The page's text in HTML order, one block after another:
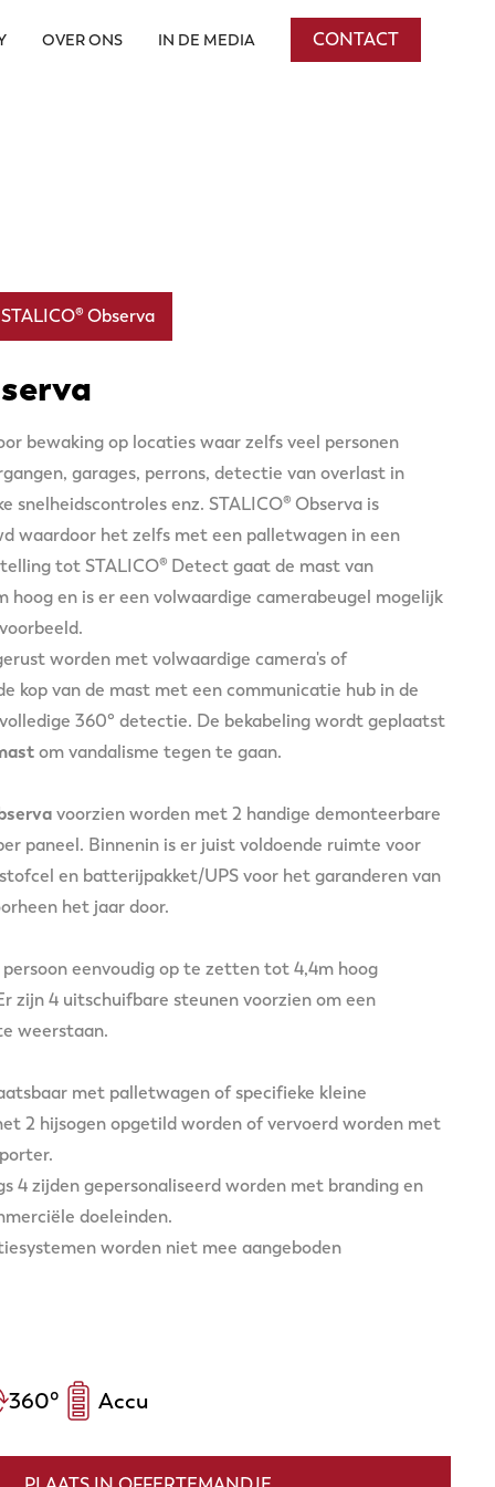
OVER ONS IN DE MEDIA CONTACT
STALICO® Observa
bewaking op locaties waar zelfs veel personen
garages, perrons, detectie van overlast in
snelheidscontroles enz. STALICO® Observa is
waardoor het zelfs met een palletwagen in een
tot STALICO® Detect gaat de mast van
hoog en is er een volwaardige camerabeugel mogelijk
worden met volwaardige camera's of
kop van de mast met een communicatie hub in de
360° detectie. De bekabeling wordt geplaatst
om vandalisme tegen te gaan.
voorzien worden met 2 handige demonteerbare
paneel. Binnenin is er juist voldoende ruimte voor
en batterijpakket/UPS voor het garanderen van
het jaar door.
eenvoudig op te zetten tot 4,4m hoog
zijn 4 uitschuifbare steunen voorzien om een
weerstaan.
met palletwagen of specifieke kleine
2 hijsogen opgetild worden of vervoerd worden met
4 zijden gepersonaliseerd worden met branding en
doeleinden.
worden niet mee aangeboden
360° Accu